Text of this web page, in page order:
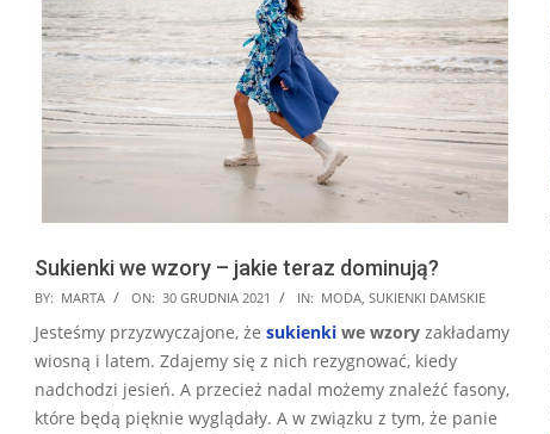
Sukienki we wzory – jakie teraz dominują?
2021-
12-
30
BY: MARTA ON: 30 GRUDNIA 2021 IN: MODA, SUKIENKI DAMSKIE
Jesteśmy przyzwyczajone, że sukienki we wzory zakładamy
wiosną i latem. Zdajemy się z nich rezygnować, kiedy
nadchodzi jesień. A przecież nadal możemy znaleźć fasony,
które będą pięknie wyglądały. A w związku z tym, że panie